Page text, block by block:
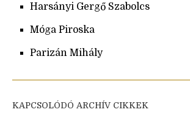
Harsányi Gergő Szabolcs
Móga Piroska
Parizán Mihály
KAPCSOLÓDÓ ARCHÍV CIKKEK